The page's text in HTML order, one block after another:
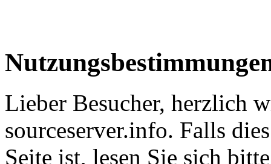
Lieber Besucher, herzlich
sourceserver.info. Falls
Seite ist, lesen Sie sich